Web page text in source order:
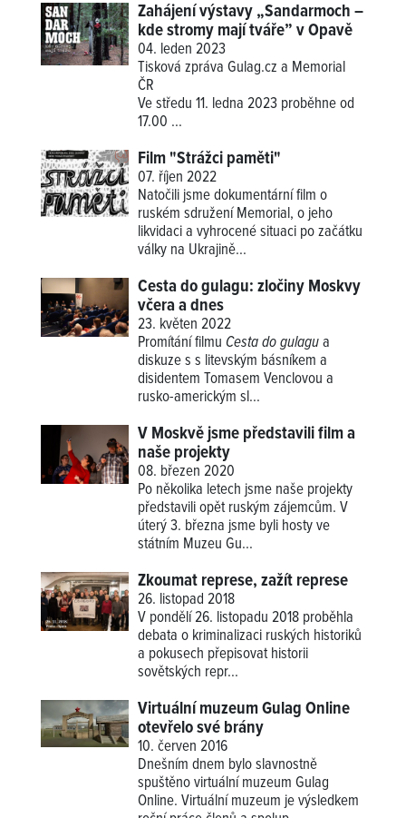
Zahájení výstavy „Sandarmoch –
kde stromy mají tváře” v Opavě
04. leden 2023
Tisková zpráva Gulag.cz a Memorial
ČR
Ve středu 11. ledna 2023 proběhne od
17.00 ...
Film "Strážci paměti"
07. říjen 2022
Natočili jsme dokumentární film o
ruském sdružení Memorial, o jeho
likvidaci a vyhrocené situaci po začátku
války na Ukrajině...
Cesta do gulagu: zločiny Moskvy
včera a dnes
23. květen 2022
Promítání filmu Cesta do gulagua
diskuze s s litevským básníkem a
disidentem Tomasem Venclovou a
rusko-americkým sl...
V Moskvě jsme představili film a
naše projekty
08. březen 2020
Po několika letech jsme naše projekty
představili opět ruským zájemcům. V
úterý 3. března jsme byli hosty ve
státním Muzeu Gu...
Zkoumat represe, zažít represe
26. listopad 2018
V pondělí 26. listopadu 2018 proběhla
debata o kriminalizaci ruských historiků
a pokusech přepisovat historii
sovětských repr...
Virtuální muzeum Gulag Online
otevřelo své brány
10. červen 2016
Dnešním dnem bylo slavnostně
spuštěno virtuální muzeum Gulag
Online. Virtuální muzeum je výsledkem